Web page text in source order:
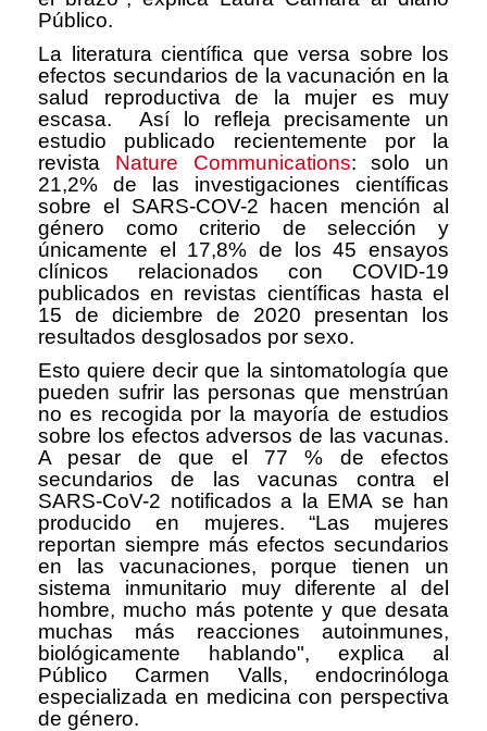
Público.
La literatura científica que versa sobre los
efectos secundarios de la vacunación en la
salud reproductiva de la mujer es muy
escasa. Así lo refleja precisamente un
estudio publicado recientemente por la
revista Nature Communications: solo un
21,2% de las investigaciones científicas
sobre el SARS-COV-2 hacen mención al
género como criterio de selección y
únicamente el 17,8% de los 45 ensayos
clínicos relacionados con COVID-19
publicados en revistas científicas hasta el
15 de diciembre de 2020 presentan los
resultados desglosados por sexo.
Esto quiere decir que la sintomatología que
pueden sufrir las personas que menstrúan
no es recogida por la mayoría de estudios
sobre los efectos adversos de las vacunas.
A pesar de que el 77 % de efectos
secundarios de las vacunas contra el
SARS-CoV-2 notificados a la EMA se han
producido en mujeres. “Las mujeres
reportan siempre más efectos secundarios
en las vacunaciones, porque tienen un
sistema inmunitario muy diferente al del
hombre, mucho más potente y que desata
muchas más reacciones autoinmunes,
biológicamente hablando", explica al
Público Carmen Valls, endocrinóloga
especializada en medicina con perspectiva
de género.